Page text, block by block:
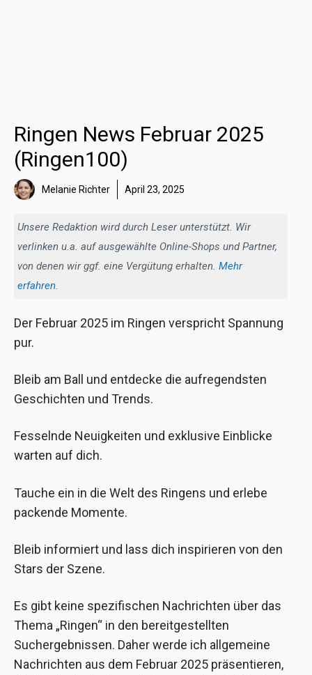
Ringen News Februar 2025
(Ringen100)
Melanie Richter April 23, 2025
Unsere Redaktion wird durch Leser unterstützt. Wir
verlinken u.a. auf ausgewählte Online-Shops und Partner,
von denen wir ggf. eine Vergütung erhalten. Mehr
erfahren.
Der Februar 2025 im Ringen verspricht Spannung
pur.
Bleib am Ball und entdecke die aufregendsten
Geschichten und Trends.
Fesselnde Neuigkeiten und exklusive Einblicke
warten auf dich.
Tauche ein in die Welt des Ringens und erlebe
packende Momente.
Bleib informiert und lass dich inspirieren von den
Stars der Szene.
Es gibt keine spezifischen Nachrichten über das
Thema „Ringen“ in den bereitgestellten
Suchergebnissen. Daher werde ich allgemeine
Nachrichten aus dem Februar 2025 präsentieren,